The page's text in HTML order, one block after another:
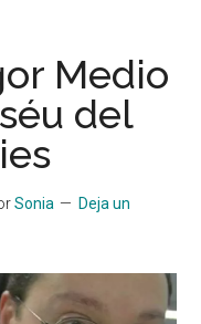
Medio
del
Sonia
Deja un